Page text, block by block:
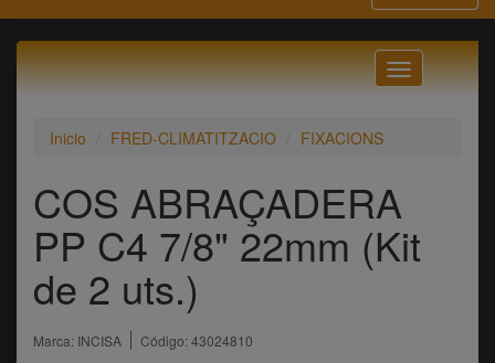
Navegación
Inicio FRED-CLIMATITZACIO FIXACIONS
COS ABRAÇADERA
PP C4 7/8" 22mm (Kit
de 2 uts.)
Marca: INCISA Código: 43024810